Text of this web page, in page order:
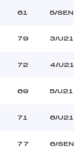
61 5/SEN
79 3/U21
72 4/U21
69 5/U21
71 6/U21
77 6/SEN